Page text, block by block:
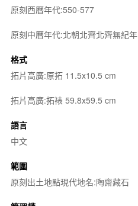
原刻西曆年代:550-577
原刻中曆年代:北朝北齊北齊無紀年
格式
拓片高廣:原拓 11.5x10.5 cm
拓片高廣:拓裱 59.8x59.5 cm
語言
中文
範圍
原刻出土地點現代地名:陶齋藏石